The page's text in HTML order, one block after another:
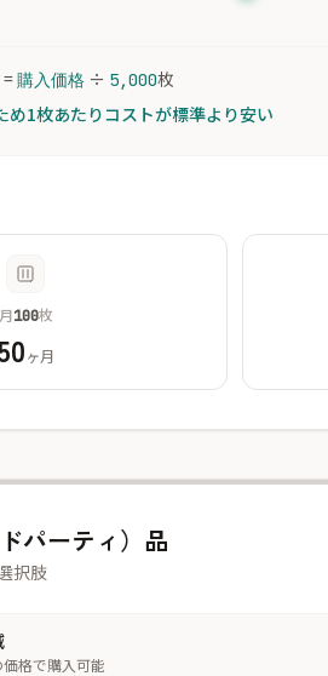
=購入価格 ÷ 5,000枚
め1枚あたりコストが標準より安い
月100枚
ヶ月
パーティ）品
択肢
格で購入可能